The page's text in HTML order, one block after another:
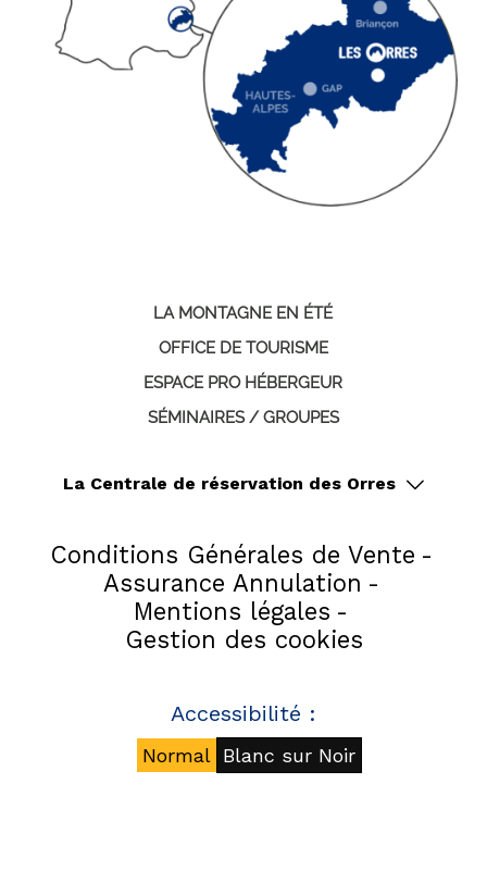
LA MONTAGNE EN ÉTÉ
OFFICE DE TOURISME
ESPACE PRO HÉBERGEUR
SÉMINAIRES / GROUPES
La Centrale de réservation des Orres
Conditions Générales de Vente
Assurance Annulation
Mentions légales
Gestion des cookies
Accessibilité :
Normal Blanc sur Noir